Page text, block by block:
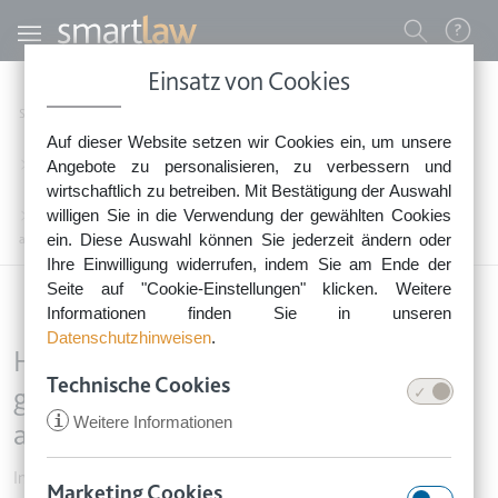
Einsatz von Cookies
Auf dieser Website setzen wir Cookies ein, um unsere
Angebote zu personalisieren, zu verbessern und
wirtschaftlich zu betreiben. Mit Bestätigung der Auswahl
willigen Sie in die Verwendung der gewählten Cookies
ein. Diese Auswahl können Sie jederzeit ändern oder
Ihre Einwilligung widerrufen, indem Sie am Ende der
Seite auf "Cookie-Einstellungen" klicken. Weitere
Informationen finden Sie in unseren
Datenschutzhinweisen.
Technische Cookies
i Weitere Informationen
Direkt zum Inhalt
0800 - 268 4 268 (kostenfrei)
Sie erreichen unser Service-Team:
Montag bis Freitag: 8-18 Uhr
Keine Rechtsberatung.
Benutzermenü
Startseite
Internet & Telekommunikation
Haftung des Anschlussinhabers: Wann gilt eine Filesharing-Belehrung als
ausreichend?
Haftung des Anschlussinhabers: Wann
gilt eine Filesharing-Belehrung als
ausreichend?
Internet & Telekommunikation